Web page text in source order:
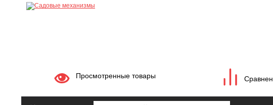
Просмотренные товары